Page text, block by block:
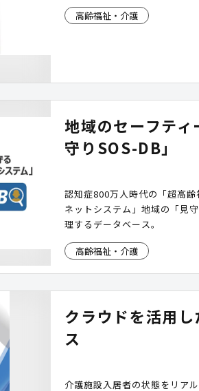
高齢福祉・介護
地域のセーフテ
守りSOS-DB」
認知症800万人時代の「超高
ネットシステム」地域の「見
理するデータベース。
高齢福祉・介護
クラウドを活用
ス
介護施設入居者の状態をリア